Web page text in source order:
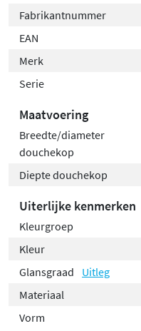
Fabrikantnummer
EAN
Merk
Serie
Maatvoering
Breedte/diameter
douchekop
Diepte douchekop
Uiterlijke kenmerken
Kleurgroep
Kleur
Glansgraad
Uitleg
Materiaal
Vorm